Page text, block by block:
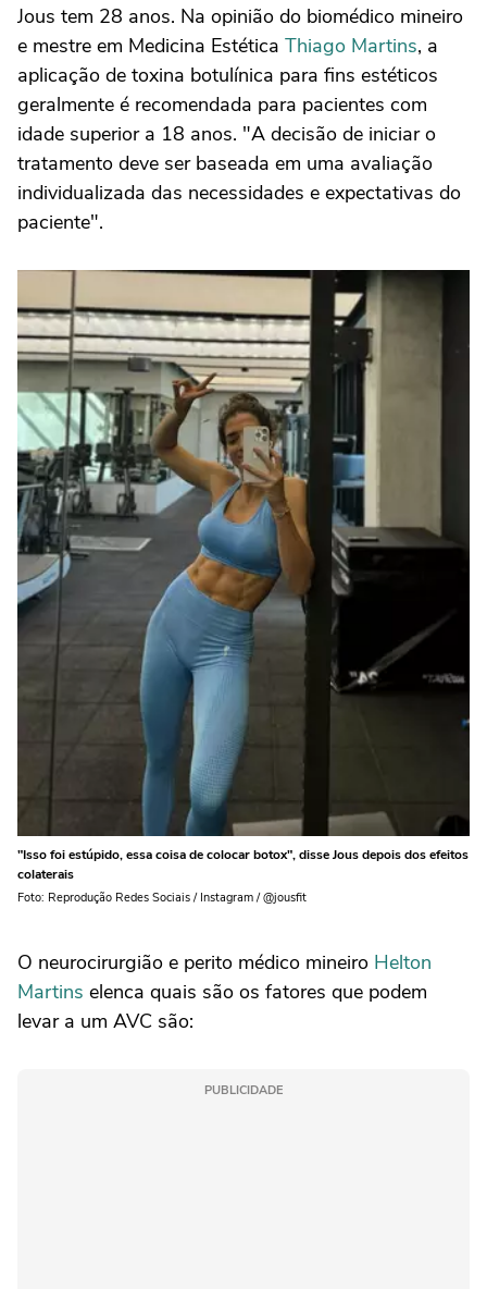
Jous tem 28 anos. Na opinião do biomédico mineiro
e mestre em Medicina Estética Thiago Martins, a
aplicação de toxina botulínica para fins estéticos
geralmente é recomendada para pacientes com
idade superior a 18 anos. "A decisão de iniciar o
tratamento deve ser baseada em uma avaliação
individualizada das necessidades e expectativas do
paciente".
"Isso foi estúpido, essa coisa de colocar botox", disse Jous depois dos efeitos
colaterais
Foto: Reprodução Redes Sociais / Instagram / @jousfit
O neurocirurgião e perito médico mineiro Helton
Martins elenca quais são os fatores que podem
levar a um AVC são:
PUBLICIDADE